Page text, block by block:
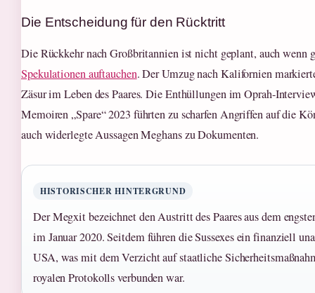
Die Entscheidung für den Rücktritt
Die Rückkehr nach Großbritannien ist nicht geplant, auch wenn
Spekulationen auftauchen. Der Umzug nach Kalifornien
Zäsur im Leben des Paares. Die Enthüllungen im Oprah-
Memoiren „Spare“ 2023 führten zu scharfen Angriffen auf die
auch widerlegte Aussagen Meghans zu Dokumenten.
HISTORISCHER HINTERGRUND
Der Megxit bezeichnet den Austritt des Paares aus dem
im Januar 2020. Seitdem führen die Sussexes ein finanziell
USA, was mit dem Verzicht auf staatliche
royalen Protokolls verbunden war.